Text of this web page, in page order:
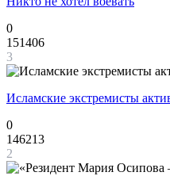
0
151406
3
Исламские экстремисты
0
146213
2